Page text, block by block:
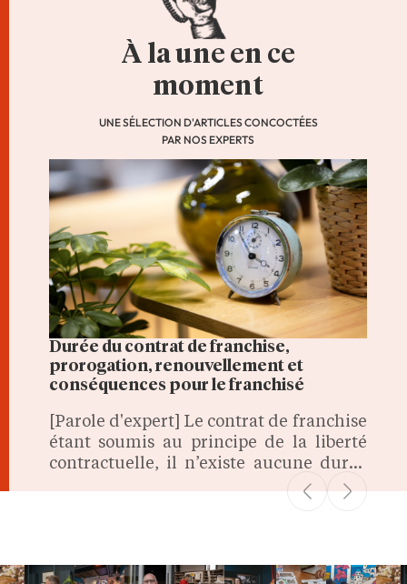
À la une en ce
moment
UNE SÉLECTION D'ARTICLES CONCOCTÉES
PAR NOS EXPERTS
Durée du contrat de franchise,
prorogation, renouvellement et
conséquences pour le franchisé
[Parole d'expert] Le contrat de franchise
étant soumis au principe de la liberté
contractuelle, il n’existe aucune durée
légale imposée lors de sa signature. On